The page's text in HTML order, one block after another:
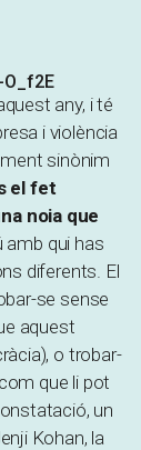
any, i té
i violència
sinònim
el fet
noia que
amb qui has
diferents. El
se sense
aquest
o trobar-
que li pot
un
Kohan, la